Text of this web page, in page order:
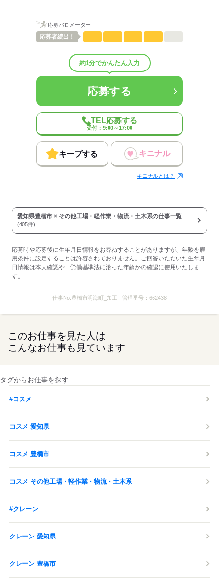
職場の様子
配属先部署：
男女比（男6：女4）
応募する
応募バロメーター
応募者続出！
約1分でかんたん入力
応募する
TEL応募する
受付：9:00～17:00
キープする キニナル
キニナルとは？
愛知県豊橋市 × その他工場・軽作業・物流・土木系の仕事一覧
(405件)
応募時や応募後に生年月日情報をお尋ねすることがありますが、年齢を雇
用条件に設定することは許容されておりません。ご回答いただいた生年月
日情報は本人確認や、労働基準法に沿った年齢かの確認に使用いたしま
す。
仕事No. 豊橋市明海町_加工 管理番号： 662438
このお仕事を見た人は
こんなお仕事も見ています
タグからお仕事を探す
#コスメ
コスメ 愛知県
コスメ 豊橋市
コスメ その他工場・軽作業・物流・土木系
#クレーン
クレーン 愛知県
クレーン 豊橋市